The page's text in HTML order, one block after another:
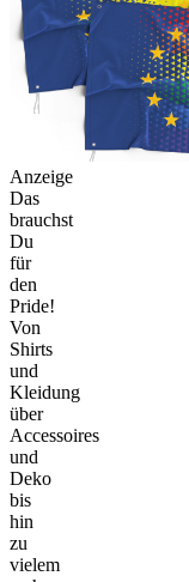
Anzeige
Das
brauchst
Du
für
den
Pride!
Von
Shirts
und
Kleidung
über
Accessoires
und
Deko
bis
hin
zu
vielem